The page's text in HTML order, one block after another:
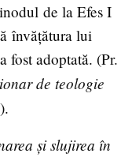
de la Efes I
învățătura lui
fost adoptată. (Pr.
de teologie
și slujirea în